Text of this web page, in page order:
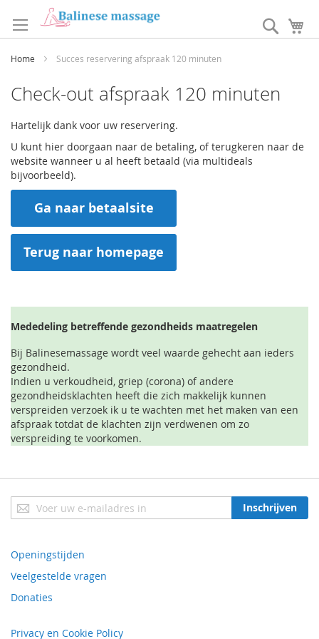
naar
de
Search
Home Succes reservering afspraak 120 minuten
Check-out afspraak 120 minuten
Hartelijk dank voor uw reservering.
U kunt hier doorgaan naar de betaling, of terugkeren naar de
website wanneer u al heeft betaald (via multideals
bijvoorbeeld).
Ga naar betaalsite
Terug naar homepage
Mededeling betreffende gezondheids maatregelen
Bij Balinesemassage wordt veel waarde gehecht aan ieders
gezondheid.
Indien u verkoudheid, griep (corona) of andere
gezondheidsklachten heeft die zich makkelijk kunnen
verspreiden verzoek ik u te wachten met het maken van een
afspraak totdat de klachten zijn verdwenen om zo
verspreiding te voorkomen.
Abonneer
u
nieuwsbrief
Inschrijven
Openingstijden
Veelgestelde vragen
Donaties
Privacy en Cookie Policy